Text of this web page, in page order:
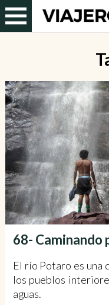
68- Caminando
El río Potaro es una
los pueblos
aguas.